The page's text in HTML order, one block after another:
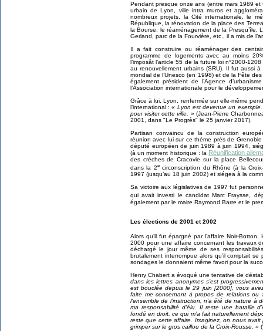
Pendant presque onze ans (entre mars 1989
urbain de Lyon, ville intra muros et
nombreux projets, la Cité internationale, le
République, la rénovation de la place des
la Bourse, le réaménagement de la Presqu’île,
Gerland, parc de la Fourvière, etc., il a mis de
Il a fait construire ou réaménager des
programme de logements avec au moins
l’imposât l’article 55 de la future loi n°2000-
au renouvellement urbains (SRU). Il fut aussi à
mondial de l’Unesco (en 1998) et de la Fête
également président de l’Agence
l’Association internationale pour le
Grâce à lui, Lyon, renfermée sur elle-même
l’international :« Lyon est devenue un
pour visiter cette ville. » (Jean-Pierre
2001, dans "Le Progrès" le 25 janvier 2017).
Partisan convaincu de la construction
réunion avec lui sur ce thème près de
député européen de juin 1989 à juin 1994,
(à un moment historique : la Réunification
des crèches de Cracovie sur la place
dans la 2ecirconscription du Rhône (à la
1997 (jusqu’au 18 juin 2002) et siégea à la
Sa victoire aux législatives de 1997 fut
qui avait investi le candidat Marc Fraysse,
également par le maire Raymond Barre et le
Les élections de 2001 et 2002
Alors qu’il fut épargné par l’affaire Noir-
2000 pour une affaire concernant les travaux
déchargé le jour même de ses
brutalement interrompue alors qu’il comptait
sondages le donnaient même favori pour la
Henry Chabert a évoqué une tentative de
dans les lettres anonymes s’est
est bouclée depuis le 29 juin [2000], vous
faite me concernant à propos de relations ou
l’ensemble de l’instruction, n’a été de nature
ma responsabilité d’élu. Il reste une bataille
fondé en droit, ce qui m’a fait naturellement
reste que cette affaire. Imaginez, on nous avait
grimper sur le gros caillou de la Croix-Rousse. »